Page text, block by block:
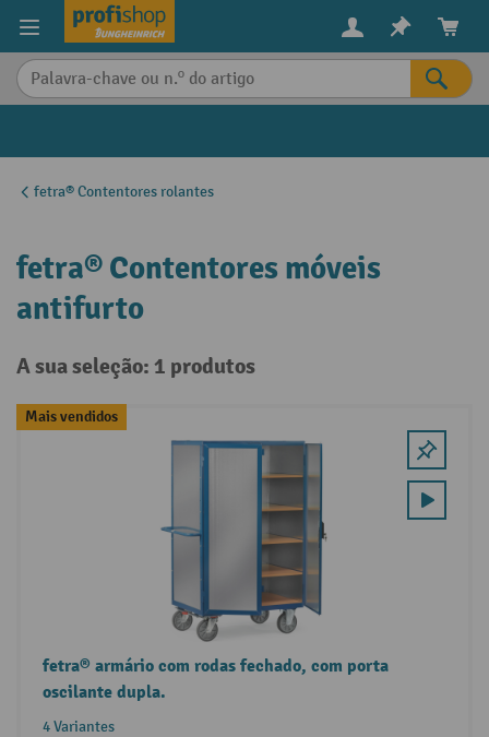
principal
fetra® Contentores rolantes
fetra® Contentores móveis
antifurto
A sua seleção: 1 produtos
Mais vendidos
fetra® armário com rodas fechado, com porta
oscilante dupla.
4 Variantes